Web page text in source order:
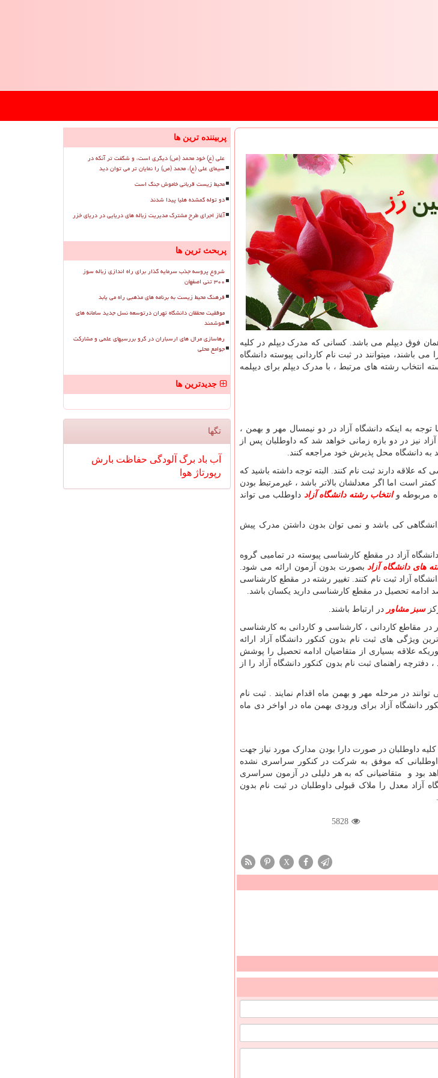
فوق دیپلم می باشد. کسانی که مدرک دیپلم در کلیه
میتوانند در ثبت نام کاردانی پیوسته دانشگاه
انتخاب رشته های مرتبط ، با مدرک دیپلم برای دیپلمه
به اینکه دانشگاه آزاد در دو نیمسال مهر و بهمن ،
نیز در دو بازه زمانی خواهد شد که داوطلبان پس از
به دانشگاه محل پذیرش خود مراجعه کنند.
علاقه دارند ثبت نام کنند. البته توجه داشته باشید که
است اما اگر معدلشان بالاتر باشد ، غیرمرتبط بودن
مربوطه وانتخاب رشته دانشگاه آزاد داوطلب می تواند
کی باشد و نمی توان بدون داشتن مدرک پیش
آزاد در مقطع کارشناسی پیوسته در تمامیی گروه
های دانشگاه آزاد بصورت بدون آزمون ارائه می شود.
آزاد ثبت نام کنند. تغییر رشته در مقطع کارشناسی
ادامه تحصیل در مقطع کارشناسی دارید یکسان باشد.
سبز مشاور در ارتباط باشند.
مقاطع کاردانی ، کارشناسی و کاردانی به کارشناسی
ویژگی های ثبت نام بدون کنکور دانشگاه آزاد ارائه
علاقه بسیاری از متقاضیان ادامه تحصیل را پوشش
راهنمای ثبت نام بدون کنکور دانشگاه آزاد را از
در مرحله مهر و بهمن ماه اقدام نمایند . ثبت نام
دانشگاه آزاد برای ورودی بهمن ماه در اواخر دی ماه
داوطلبان در صورت دارا بودن مدارک مورد نیاز جهت
که موفق به شرکت در کنکور سراسری نشده
بود و متقاضیانی که به هر دلیلی در آزمون سراسری
آزاد معدل را ملاک قبولی داوطلبان در ثبت نام بدون
.
5828
X
پربیننده ترین ها
علی (ع) خود محمد (ص) دیگری است، و شگفت تر آنکه در
سیمای علی (ع)، محمد (ص) را نمایان تر می توان دید
محیط زیست قربانی خاموش جنگ است
دو توله گمشده هلیا پیدا شدند
آغاز اجرای طرح مشترک مدیریت زباله های دریایی در دریای خزر
پربحث ترین ها
شروع پروسه جذب سرمایه گذار برای راه اندازی زباله سوز
۳۰۰ تنی اصفهان
فرهنگ محیط زیست به برنامه های مذهبی راه می یابد
موفقیت محققان دانشگاه تهران درتوسعه نسل جدید سامانه های
هوشمند
رهاسازی مرال های ارسباران در گرو بررسیهای علمی و مشارکت
جوامع محلی
جدیدترین ها
تگها
آب باد برگ آلودگی حفاظت بارش
رپورتاژ هوا